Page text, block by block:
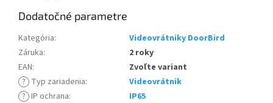
Dodatočné parametre
Kategória:
Videovrátniky DoorBird
Záruka:
2 roky
EAN:
Zvoľte variant
? Typ zariadenia:
Videovrátnik
? IP ochrana:
IP65